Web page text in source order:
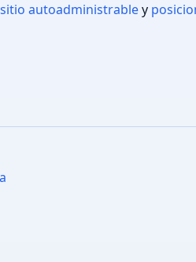
autoadministrabley